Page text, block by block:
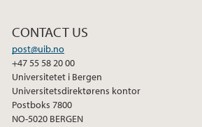
CONTACT US
post@uib.no
+47 55 58 20 00
Universitetet i Bergen
Universitetsdirektørens kontor
Postboks 7800
NO-5020 BERGEN